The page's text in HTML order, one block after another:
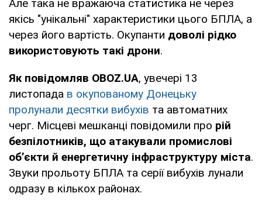
Але така не вражаюча статистика не через
якісь "унікальні" характеристики цього БПЛА, а
через його вартість. Окупанти доволі рідко
використовують такі дрони.
Як повідомляв OBOZ.UA, увечері 13
листопада в окупованому Донецьку
пролунали десятки вибухів та автоматних
черг. Місцеві мешканці повідомили про рій
безпілотників, що атакували промислові
об’єкти й енергетичну інфраструктуру міста.
Звуки прольоту БПЛА та серії вибухів лунали
одразу в кількох районах.